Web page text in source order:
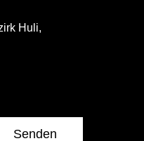
Huli,
Senden